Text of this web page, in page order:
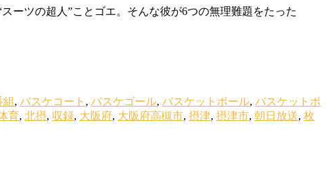
ーツの超人”ことゴエ。そんな彼が6つの無理難題をたった
組 , バスケコート , バスケゴール, バスケットボール, バスケットボ
育, 北摂, 収録, 大阪府, 大阪府高槻市, 摂津, 摂津市, 朝日放送, 枚